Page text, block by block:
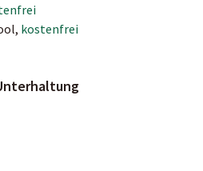
kostenfrei